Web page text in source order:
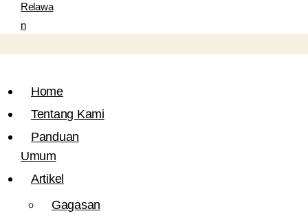
Relawa
n
Home
Tentang Kami
Panduan
Umum
Artikel
Gagasan